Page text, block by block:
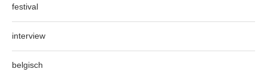
festival
interview
belgisch